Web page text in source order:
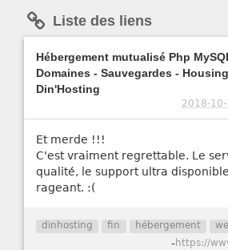
Liste des liens
Hébergement mutualisé Php
Domaines - Sauvegardes -
Din'Hosting
2018-
Et merde !!!
C'est vraiment regrettable. Le
qualité, le support ultra
rageant. :(
dinhosting fin hébergement
-https://